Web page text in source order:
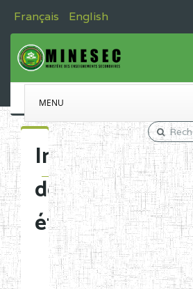
Français English
MENU
Immatriculation
des
établissements